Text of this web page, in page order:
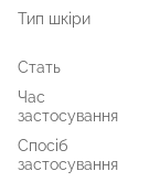
Тип шкіри
Стать
Час
застосування
Спосіб
застосування